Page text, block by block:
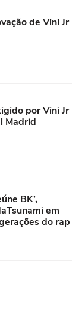
de Vini Jr
por Vini Jr
Madrid
BK’,
em
do rap